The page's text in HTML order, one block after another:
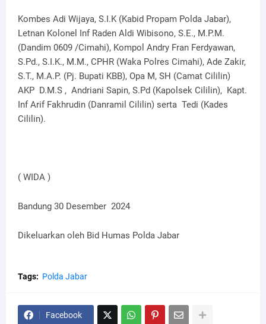
Kombes Adi Wijaya, S.I.K (Kabid Propam Polda Jabar),
Letnan Kolonel Inf Raden Aldi Wibisono, S.E., M.P.M.
(Dandim 0609 /Cimahi), Kompol Andry Fran Ferdyawan,
S.Pd., S.I.K., M.M., CPHR (Waka Polres Cimahi), Ade Zakir,
S.T., M.A.P. (Pj. Bupati KBB), Opa M, SH (Camat Cililin)
AKP D.M.S , Andriani Sapin, S.Pd (Kapolsek Cililin), Kapt.
Inf Arif Fakhrudin (Danramil Cililin) serta Tedi (Kades
Cililin).
( WIDA )
Bandung 30 Desember 2024
Dikeluarkan oleh Bid Humas Polda Jabar
Tags: Polda Jabar
Facebook